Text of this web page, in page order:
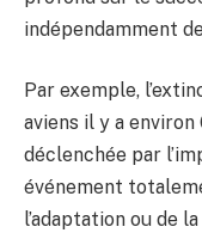
indépendamment
Par exemple,
aviens il y a environ
déclenchée par
événement
l’adaptation ou de